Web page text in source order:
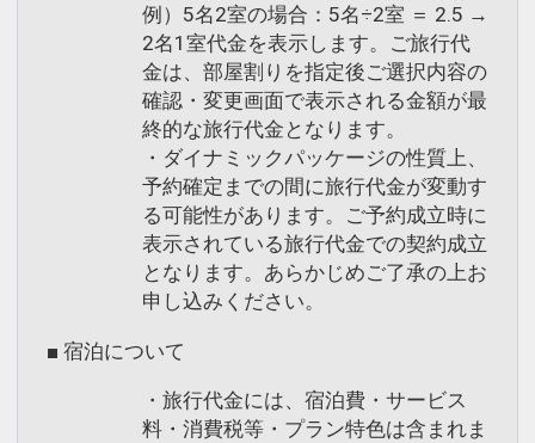
例）5名2室の場合：5名÷2室 ＝ 2.5 →
2名1室代金を表示します。ご旅行代
金は、部屋割りを指定後ご選択内容の
確認・変更画面で表示される金額が最
終的な旅行代金となります。
・ダイナミックパッケージの性質上、
予約確定までの間に旅行代金が変動す
る可能性があります。ご予約成立時に
表示されている旅行代金での契約成立
となります。あらかじめご了承の上お
申し込みください。
■ 宿泊について
・旅行代金には、宿泊費・サービス
料・消費税等・プラン特色は含まれま